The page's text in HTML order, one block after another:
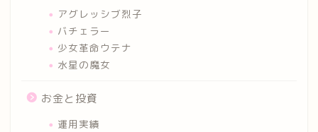
アグレッシブ烈子
バチェラー
少女革命ウテナ
水星の魔女
お金と投資
運用実績